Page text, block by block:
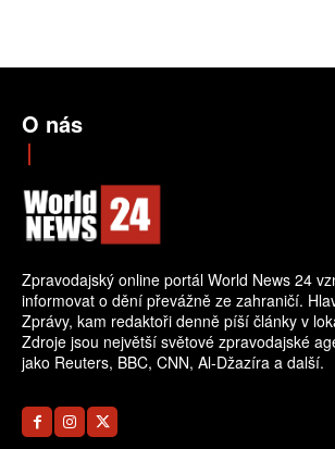
O nás
Zpravodajský online portál World News 24
informovat o dění převážně ze zahraničí.
Zprávy, kam redaktoři denně píší články v
Zdroje jsou největší světové zpravodajské
jako Reuters, BBC, CNN, Al-Džazíra a další.